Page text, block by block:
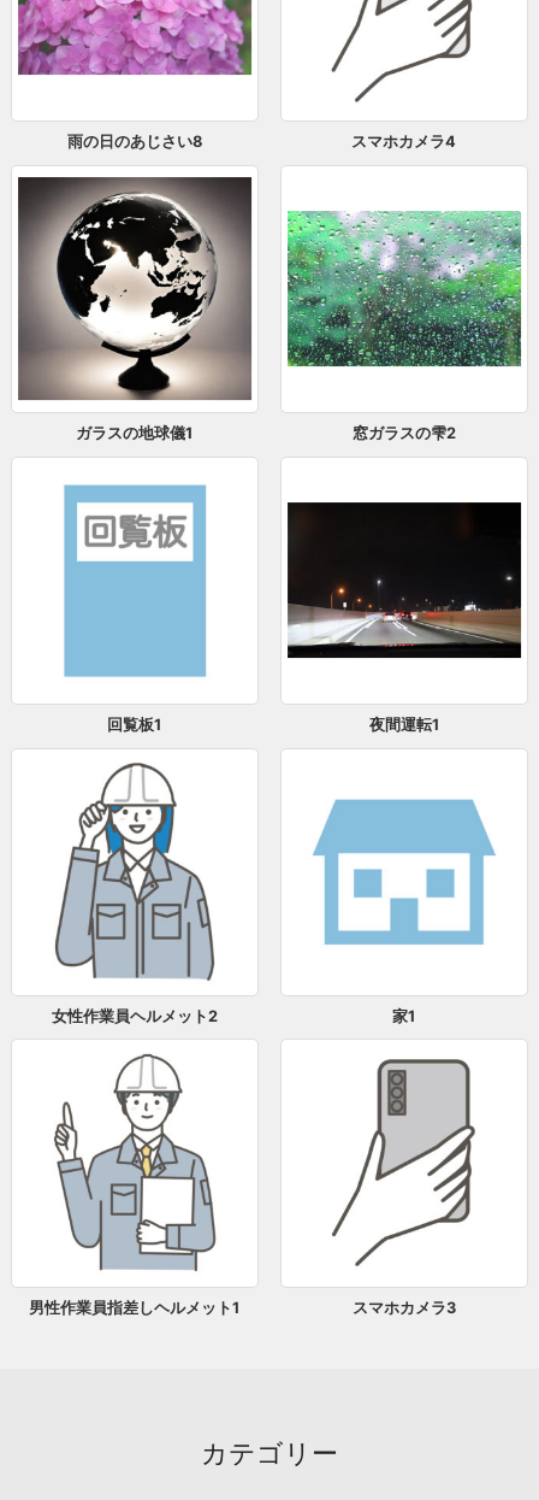
雨の日のあじさい8 スマホカメラ4
ガラスの地球儀1 窓ガラスの雫2
回覧板1 夜間運転1
女性作業員ヘルメット2 家1
男性作業員指差しヘルメット1 スマホカメラ3
カテゴリー